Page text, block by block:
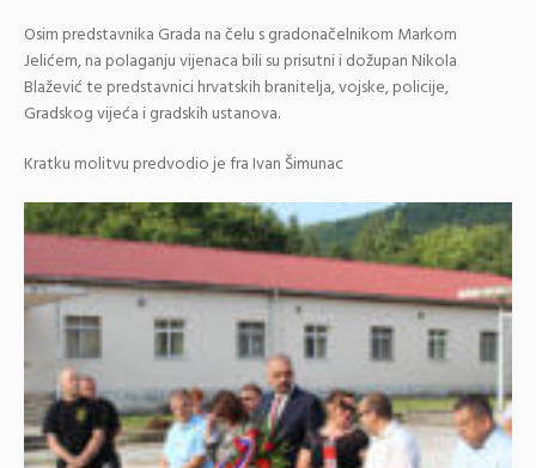
Osim predstavnika Grada na čelu s gradonačelnikom Markom
Jelićem, na polaganju vijenaca bili su prisutni i dožupan Nikola
Blažević te predstavnici hrvatskih branitelja, vojske, policije,
Gradskog vijeća i gradskih ustanova.
Kratku molitvu predvodio je fra Ivan Šimunac